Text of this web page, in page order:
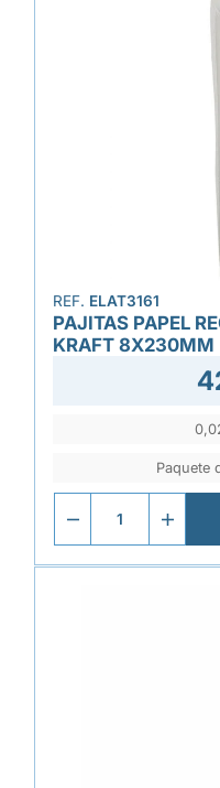
REF. ELAT3161
PAJITAS PAPEL
KRAFT 8X230MM
Paquete